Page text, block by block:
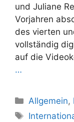
und Juliane
Vorjahren
des vierten
vollständig
auf die
…
Kategorien
Allgemein,